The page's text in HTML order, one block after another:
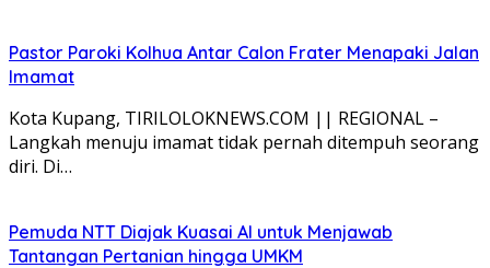
Pastor Paroki Kolhua Antar Calon Frater Menapaki Jalan
Imamat
Kota Kupang, TIRILOLOKNEWS.COM || REGIONAL –
Langkah menuju imamat tidak pernah ditempuh seorang
diri. Di…
Pemuda NTT Diajak Kuasai AI untuk Menjawab
Tantangan Pertanian hingga UMKM